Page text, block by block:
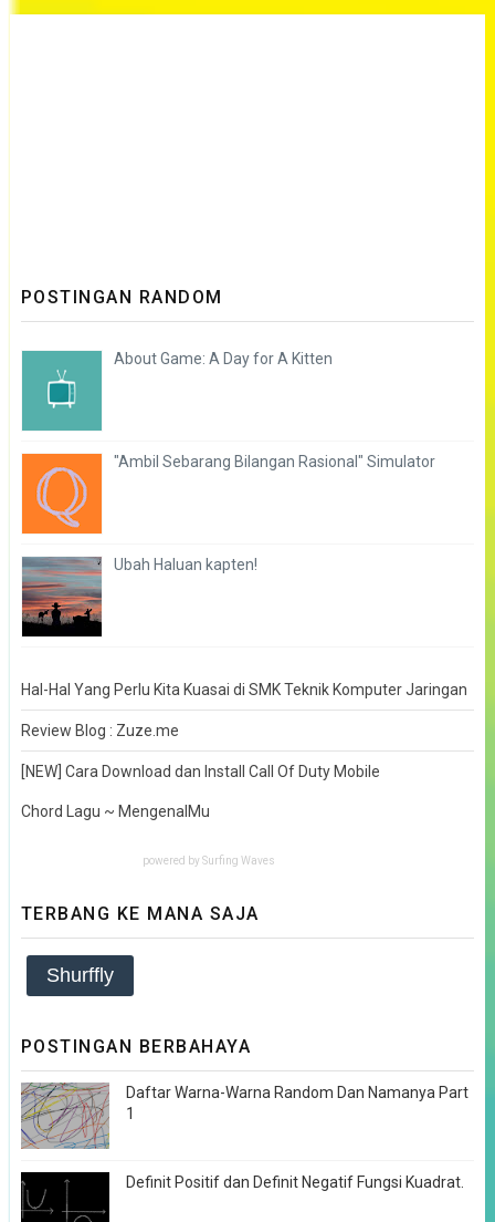
POSTINGAN RANDOM
About Game: A Day for A Kitten
"Ambil Sebarang Bilangan Rasional" Simulator
Ubah Haluan kapten!
Hal-Hal Yang Perlu Kita Kuasai di SMK Teknik Komputer Jaringan
Review Blog : Zuze.me
[NEW] Cara Download dan Install Call Of Duty Mobile
Chord Lagu ~ MengenalMu
powered by Surfing Waves
TERBANG KE MANA SAJA
Shurffly
POSTINGAN BERBAHAYA
Daftar Warna-Warna Random Dan Namanya Part
1
Definit Positif dan Definit Negatif Fungsi Kuadrat.